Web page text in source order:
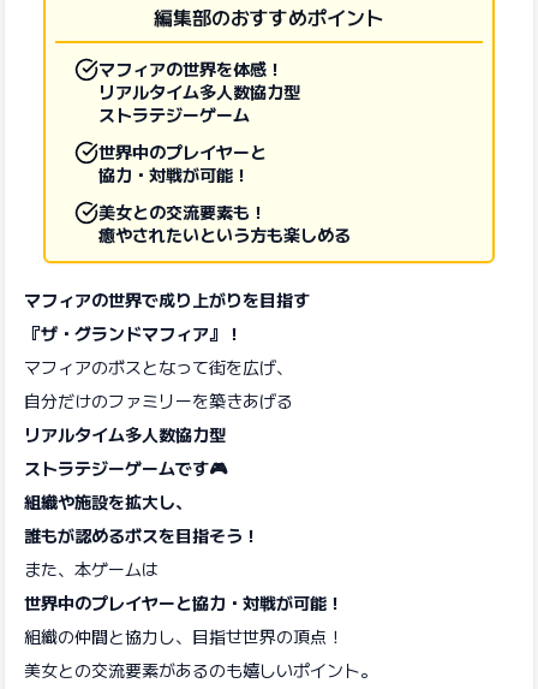
編集部のおすすめポイント
マフィアの世界を体感！
リアルタイム多人数協力型
ストラテジーゲーム
世界中のプレイヤーと
協力・対戦が可能！
美女との交流要素も！
癒やされたいという方も楽しめる
マフィアの世界で成り上がりを目指す
『ザ・グランドマフィア』！
マフィアのボスとなって街を広げ、
自分だけのファミリーを築きあげる
リアルタイム多人数協力型
ストラテジーゲームです🎮
組織や施設を拡大し、
誰もが認めるボスを目指そう！
また、本ゲームは
世界中のプレイヤーと協力・対戦が可能！
組織の仲間と協力し、目指せ世界の頂点！
美女との交流要素があるのも嬉しいポイント。